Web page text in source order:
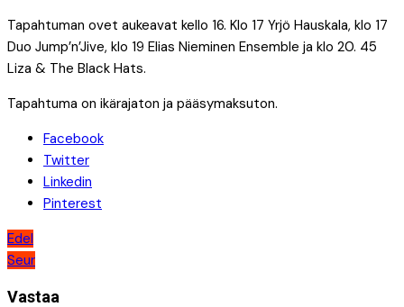
Tapahtuman ovet aukeavat kello 16. Klo 17 Yrjö Hauskala, klo 17
Duo Jump’n’Jive, klo 19 Elias Nieminen Ensemble ja klo 20. 45
Liza & The Black Hats.
Tapahtuma on ikärajaton ja pääsymaksuton.
Facebook
Twitter
Linkedin
Pinterest
Artikkelien
selaus
Edel
Seur
Vastaa